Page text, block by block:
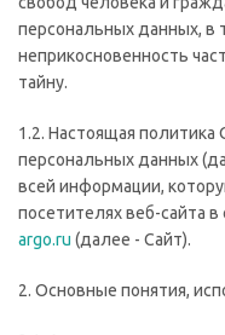
персональных данных, в
неприкосновенность
тайну.
1.2. Настоящая
персональных данных
всей информации,
посетителях веб-сайта
argo.ru (далее - Сайт).
2. Основные понятия,